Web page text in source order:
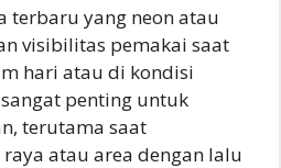
terbaru yang neon atau
visibilitas pemakai saat
hari atau di kondisi
penting untuk
terutama saat
atau area dengan lalu